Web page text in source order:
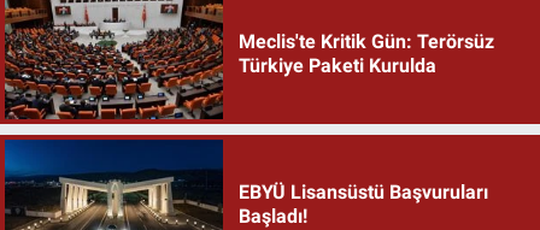
Meclis'te Kritik Gün: Terörsüz
Türkiye Paketi Kurulda
EBYÜ Lisansüstü Başvuruları
Başladı!